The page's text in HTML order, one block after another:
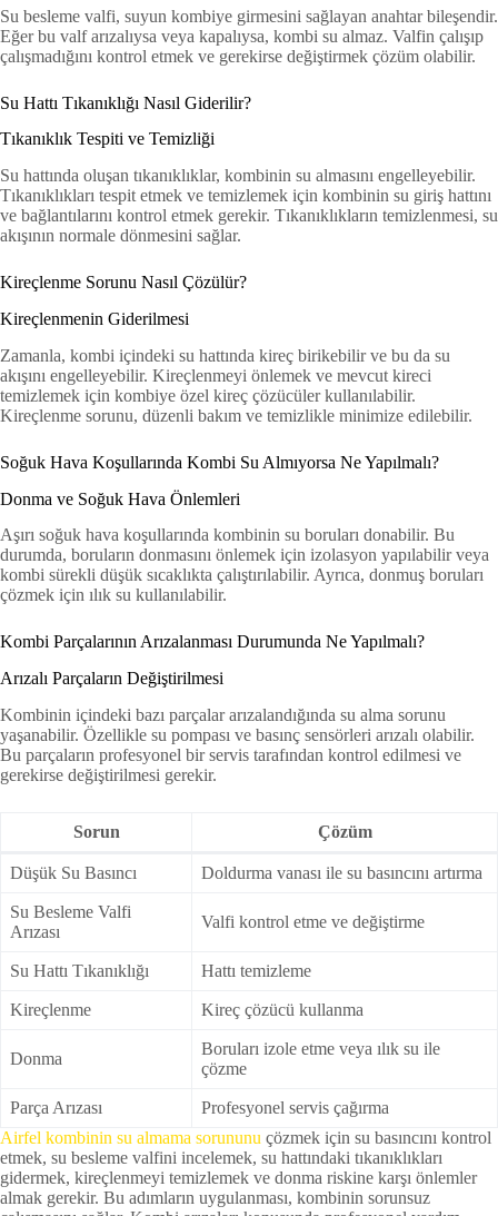
Su besleme valfi, suyun kombiye girmesini sağlayan anahtar bileşendir.
Eğer bu valf arızalıysa veya kapalıysa, kombi su almaz. Valfin çalışıp
çalışmadığını kontrol etmek ve gerekirse değiştirmek çözüm olabilir.
Su Hattı Tıkanıklığı Nasıl Giderilir?
Tıkanıklık Tespiti ve Temizliği
Su hattında oluşan tıkanıklıklar, kombinin su almasını engelleyebilir.
Tıkanıklıkları tespit etmek ve temizlemek için kombinin su giriş hattını
ve bağlantılarını kontrol etmek gerekir. Tıkanıklıkların temizlenmesi, su
akışının normale dönmesini sağlar.
Kireçlenme Sorunu Nasıl Çözülür?
Kireçlenmenin Giderilmesi
Zamanla, kombi içindeki su hattında kireç birikebilir ve bu da su
akışını engelleyebilir. Kireçlenmeyi önlemek ve mevcut kireci
temizlemek için kombiye özel kireç çözücüler kullanılabilir.
Kireçlenme sorunu, düzenli bakım ve temizlikle minimize edilebilir.
Soğuk Hava Koşullarında Kombi Su Almıyorsa Ne Yapılmalı?
Donma ve Soğuk Hava Önlemleri
Aşırı soğuk hava koşullarında kombinin su boruları donabilir. Bu
durumda, boruların donmasını önlemek için izolasyon yapılabilir veya
kombi sürekli düşük sıcaklıkta çalıştırılabilir. Ayrıca, donmuş boruları
çözmek için ılık su kullanılabilir.
Kombi Parçalarının Arızalanması Durumunda Ne Yapılmalı?
Arızalı Parçaların Değiştirilmesi
Kombinin içindeki bazı parçalar arızalandığında su alma sorunu
yaşanabilir. Özellikle su pompası ve basınç sensörleri arızalı olabilir.
Bu parçaların profesyonel bir servis tarafından kontrol edilmesi ve
gerekirse değiştirilmesi gerekir.
Sorun Çözüm
Düşük Su Basıncı Doldurma vanası ile su basıncını artırma
Su Besleme Valfi
Arızası
Valfi kontrol etme ve değiştirme
Su Hattı Tıkanıklığı Hattı temizleme
Kireçlenme Kireç çözücü kullanma
Donma
Boruları izole etme veya ılık su ile
çözme
Parça Arızası
Profesyonel servis çağırma
Airfel kombinin su almama sorununu çözmek için su basıncını kontrol
etmek, su besleme valfini incelemek, su hattındaki tıkanıklıkları
gidermek, kireçlenmeyi temizlemek ve donma riskine karşı önlemler
almak gerekir. Bu adımların uygulanması, kombinin sorunsuz